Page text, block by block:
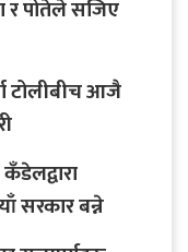
र पोतेले सजिए
टोलीबीच आजै
सरकार बन्ने